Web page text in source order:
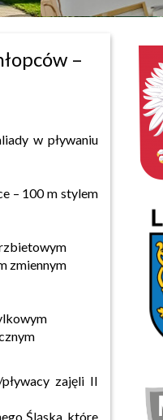
–
w pływaniu
– 100 m stylem
zmiennym
zajęli II
Śląska, które